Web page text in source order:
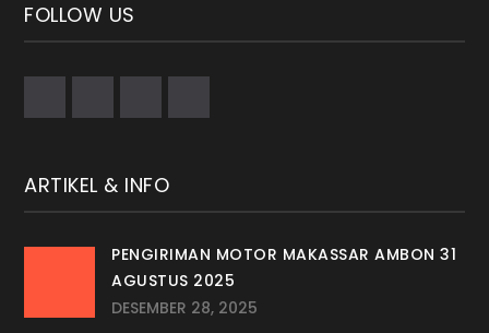
FOLLOW US
ARTIKEL & INFO
PENGIRIMAN MOTOR MAKASSAR AMBON 31
AGUSTUS 2025
DESEMBER 28, 2025